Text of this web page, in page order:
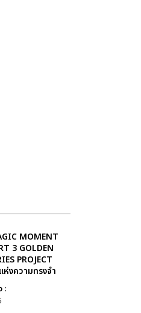
MOMENT
3 GOLDEN
PROJECT
ห่งความทรงจำ
: